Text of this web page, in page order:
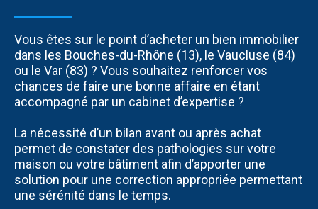
Vous êtes sur le point d’acheter un bien immobilier
dans les Bouches-du-Rhône (13), le Vaucluse (84)
ou le Var (83) ? Vous souhaitez renforcer vos
chances de faire une bonne affaire en étant
accompagné par un cabinet d’expertise ?
La nécessité d’un bilan avant ou après achat
permet de constater des pathologies sur votre
maison ou votre bâtiment afin d’apporter une
solution pour une correction appropriée permettant
une sérénité dans le temps.